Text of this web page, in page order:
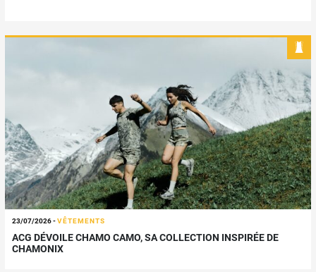
23/07/2026-VÊTEMENTS
ACG DÉVOILE CHAMO CAMO, SA COLLECTION INSPIRÉE DE
CHAMONIX